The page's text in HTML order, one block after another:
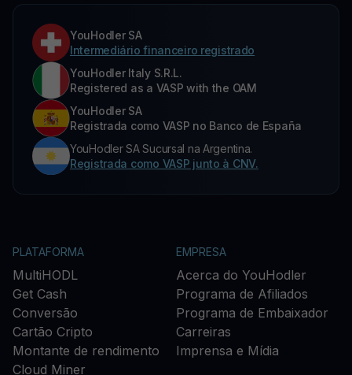
YouHodler SA
Intermediário financeiro registrado
YouHodler Italy S.R.L.
Registered as a VASP with the OAM
YouHodler SA
Registrada como VASP no Banco de España
YouHodler SA Sucursal na Argentina.
Registrada como VASP junto à CNV.
PLATAFORMA
MultiHODL
Get Cash
Conversão
Cartão Cripto
Montante de rendimento
Cloud Miner
EMPRESA
Acerca do YouHodler
Programa de Afiliados
Programa de Embaixador
Carreiras
Imprensa e Mídia